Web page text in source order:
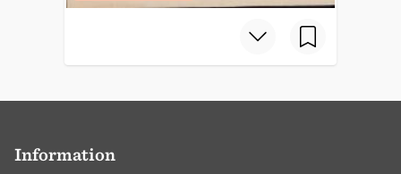
Information